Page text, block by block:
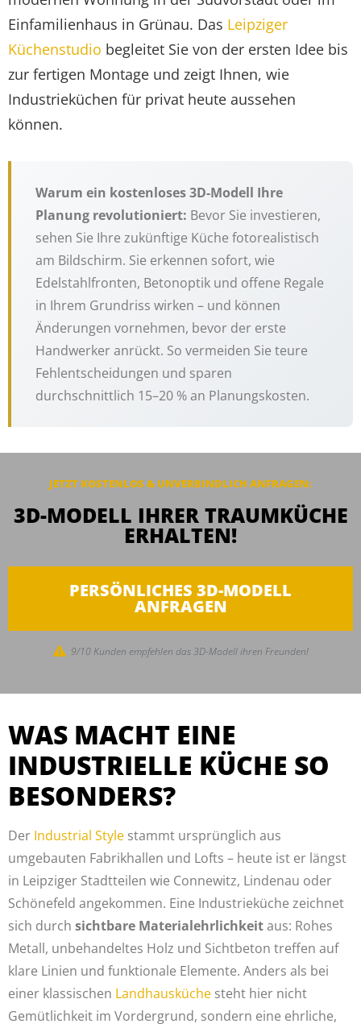
Einfamilienhaus in Grünau. Das Leipziger
Küchenstudio begleitet Sie von der ersten Idee bis
zur fertigen Montage und zeigt Ihnen, wie
Industrieküchen für privat heute aussehen
können.
Warum ein kostenloses 3D-Modell Ihre
Planung revolutioniert: Bevor Sie investieren,
sehen Sie Ihre zukünftige Küche fotorealistisch
am Bildschirm. Sie erkennen sofort, wie
Edelstahlfronten, Betonoptik und offene Regale
in Ihrem Grundriss wirken – und können
Änderungen vornehmen, bevor der erste
Handwerker anrückt. So vermeiden Sie teure
Fehlentscheidungen und sparen
durchschnittlich 15–20 % an Planungskosten.
JETZT KOSTENLOS & UNVERBINDLICH ANFRAGEN:
3D-MODELL IHRER TRAUMKÜCHE
ERHALTEN!
PERSÖNLICHES 3D-MODELL
ANFRAGEN
9/10 Kunden empfehlen das 3D-Modell ihren Freunden!
WAS MACHT EINE
INDUSTRIELLE KÜCHE SO
BESONDERS?
Der Industrial Style stammt ursprünglich aus
umgebauten Fabrikhallen und Lofts – heute ist er längst
in Leipziger Stadtteilen wie Connewitz, Lindenau oder
Schönefeld angekommen. Eine Industrieküche zeichnet
sich durch sichtbare Materialehrlichkeitaus: Rohes
Metall, unbehandeltes Holz und Sichtbeton treffen auf
klare Linien und funktionale Elemente. Anders als bei
einer klassischen Landhausküche steht hier nicht
Gemütlichkeit im Vordergrund, sondern eine ehrliche,